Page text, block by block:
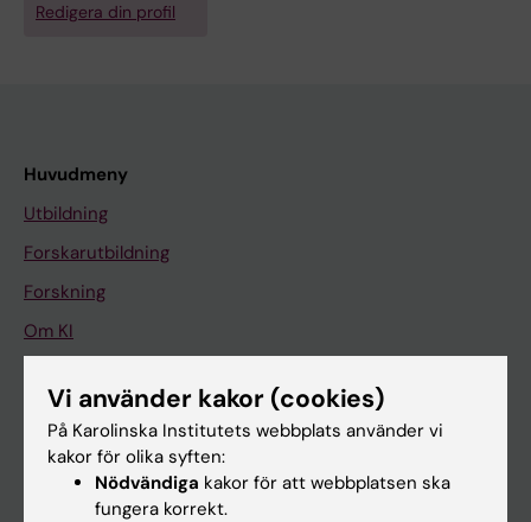
Redigera din profil
Huvudmeny
Utbildning
Forskarutbildning
Forskning
Om KI
På gång
Nyheter
Kalender
Vi använder kakor (cookies)
På Karolinska Institutets webbplats använder vi
kakor för olika syften:
Nödvändiga kakor för att webbplatsen ska
fungera korrekt.